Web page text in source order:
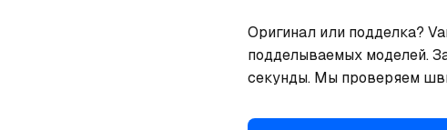
Оригинал или подделка?
подделываемых моделей.
секунды. Мы проверяем